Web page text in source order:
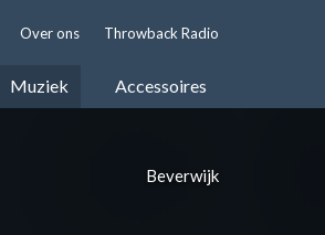
Muziek Accessoires
Over ons Throwback Radio
Beverwijk